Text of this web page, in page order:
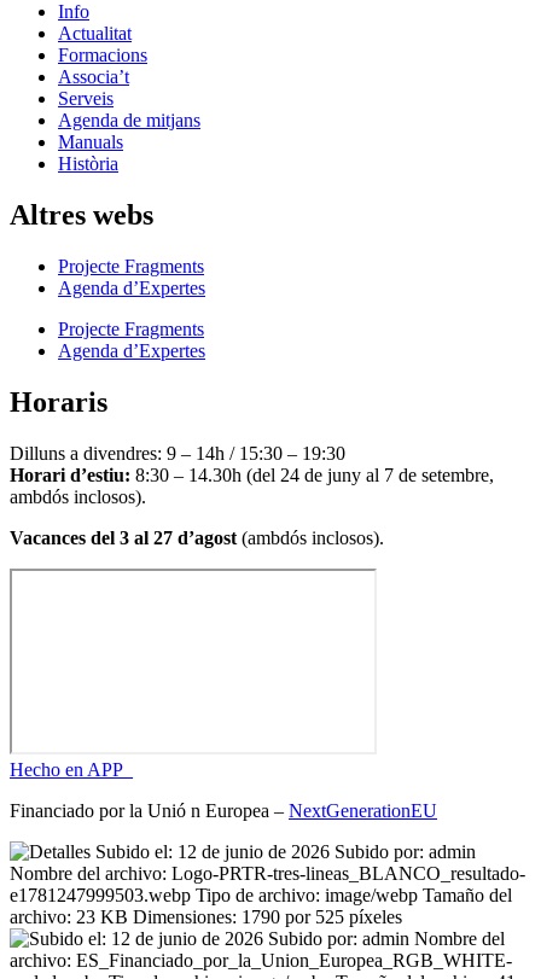
Info
Actualitat
Formacions
Associa’t
Serveis
Agenda de mitjans
Manuals
Història
Altres webs
Projecte Fragments
Agenda d’Expertes
Projecte Fragments
Agenda d’Expertes
Horaris
Dilluns a divendres: 9 – 14h / 15:30 – 19:30
Horari d’estiu: 8:30 – 14.30h (del 24 de juny al 7 de setembre,
ambdós inclosos).
Vacances del 3 al 27 d’agost (ambdós inclosos).
Hecho en APP_
Financiado por la Unió n Europea – NextGenerationEU